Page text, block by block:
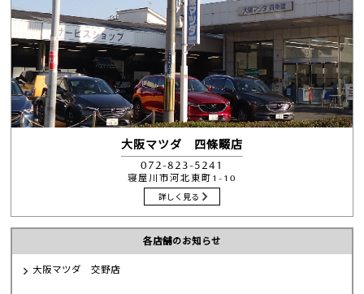
大阪マツダ 四條畷店
072-823-5241
寝屋川市河北東町1-10
詳しく見る
各店舗のお知らせ
大阪マツダ 交野店